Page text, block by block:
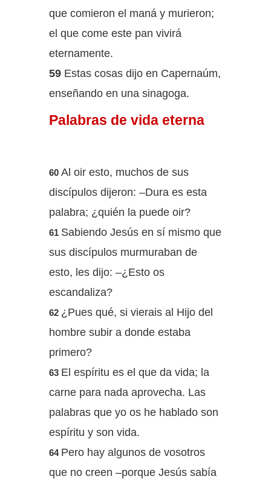
que comieron el maná y murieron;
el que come este pan vivirá
eternamente.
59 Estas cosas dijo en Capernaúm,
enseñando en una sinagoga.
Palabras de vida eterna
60 Al oir esto, muchos de sus
discípulos dijeron: –Dura es esta
palabra; ¿quién la puede oir?
61 Sabiendo Jesús en sí mismo que
sus discípulos murmuraban de
esto, les dijo: –¿Esto os
escandaliza?
62 ¿Pues qué, si vierais al Hijo del
hombre subir a donde estaba
primero?
63 El espíritu es el que da vida; la
carne para nada aprovecha. Las
palabras que yo os he hablado son
espíritu y son vida.
64 Pero hay algunos de vosotros
que no creen –porque Jesús sabía